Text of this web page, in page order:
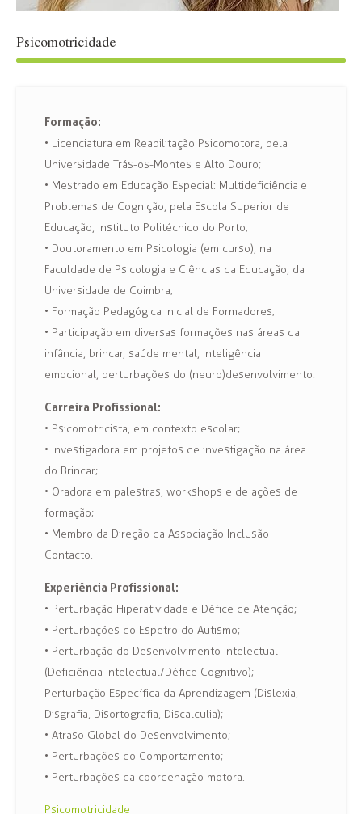
Psicomotricidade
Formação:
• Licenciatura em Reabilitação Psicomotora, pela
Universidade Trás-os-Montes e Alto Douro;
• Mestrado em Educação Especial: Multideficiência e
Problemas de Cognição, pela Escola Superior de
Educação, Instituto Politécnico do Porto;
• Doutoramento em Psicologia (em curso), na
Faculdade de Psicologia e Ciências da Educação, da
Universidade de Coimbra;
• Formação Pedagógica Inicial de Formadores;
• Participação em diversas formações nas áreas da
infância, brincar, saúde mental, inteligência
emocional, perturbações do (neuro)desenvolvimento.
Carreira Profissional:
• Psicomotricista, em contexto escolar;
• Investigadora em projetos de investigação na área
do Brincar;
• Oradora em palestras, workshops e de ações de
formação;
• Membro da Direção da Associação Inclusão
Contacto.
Experiência Profissional:
• Perturbação Hiperatividade e Défice de Atenção;
• Perturbações do Espetro do Autismo;
• Perturbação do Desenvolvimento Intelectual
(Deficiência Intelectual/Défice Cognitivo);
Perturbação Específica da Aprendizagem (Dislexia,
Disgrafia, Disortografia, Discalculia);
• Atraso Global do Desenvolvimento;
• Perturbações do Comportamento;
• Perturbações da coordenação motora.
Psicomotricidade